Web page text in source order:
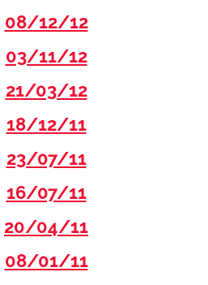
08/12/12
03/11/12
21/03/12
18/12/11
23/07/11
16/07/11
20/04/11
08/01/11